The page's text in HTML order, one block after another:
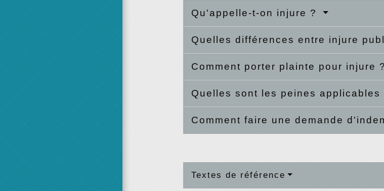
Qu'appelle-t-on injure ?
Quelles différences entre injure
Comment porter plainte pour injure ?
Quelles sont les peines applicables
Comment faire une demande
Textes de référence